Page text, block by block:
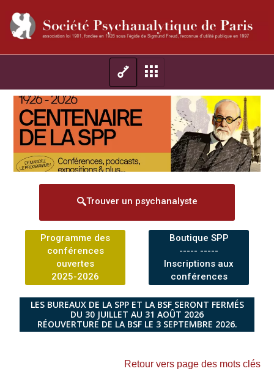
Trouver un psychanalyste
Programme des
conférences
ouvertes
2025-2026
Boutique SPP
----- -----
Inscriptions aux
conférences
LES BUREAUX DE LA SPP ET LA BSF SERONT FERMÉS
DU 30 JUILLET AU 31 AOÛT 2026
RÉOUVERTURE DE LA BSF LE 3 SEPTEMBRE 2026.
Retour vers page des mots clés